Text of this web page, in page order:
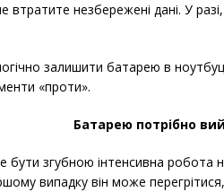
втратите незбережені дані. У
залишити батарею в
«проти».
Батарею потрібно
згубною інтенсивна робота
випадку він може